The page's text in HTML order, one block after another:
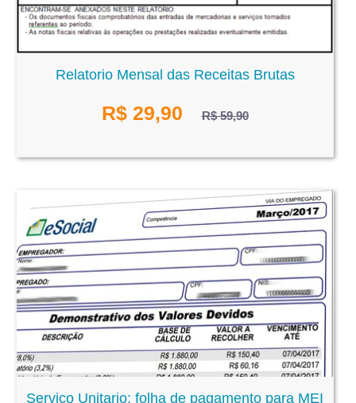
Relatorio Mensal das Receitas Brutas
R$ 29,90 R$ 59,90
Serviço Unitario: folha de pagamento para MEI